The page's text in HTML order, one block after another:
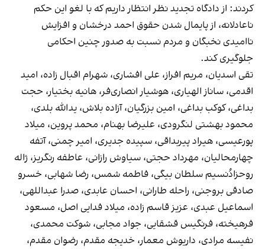
کردند: از دادگاه تجدید نظر انتظار داریم که با لغو این حکم
ناعادلانه، از پایمال شدن حقوق احمد درخشان و افزایش
ناامیدی نخبگان و مردم نسبت به صدور چنین احکامی
جلوگیری کند.
تقی اسدیان، مریم افراز، علی افشاری، شهرام اقبال زاده، امید
اقدمی، ساناز الهیاری، هوشیار انصاری‌فر، هانیه بختیار، حجت
بداغی، کوکب بداغی، امین بزرگیان، آزاده بلاش، یدالله بلدی،
محمود بهشتی لنگرودی، علیرضا بهنام، محمد پروین، میلاد
پورعیسی، هیراد پیربداقی، سپیده جدیری، امیر چمنی، آتفه
چهارمحالیان، مهرداد حجتی، سیاوش رازانی، عاطفه رنگریز، ژاله
روحزادُ‌نسیم سلطان بیگی، فاطمه شمس، رضا شهابی، خسرو
صادقی بروجنی، راحله طارانی، احسان عابدی، صدرا عبداللهی،
اسماعیل عبدی، عزیز قاسم زاده، میلاد فدایی اصل، مسعود
فرهیخته، فرنگیس قشقایی، جواد مجابی، شوکت محمدی،
نفیسه مرادی، داریوش معمار، خدیجه مقدم، رضوان مقدم،